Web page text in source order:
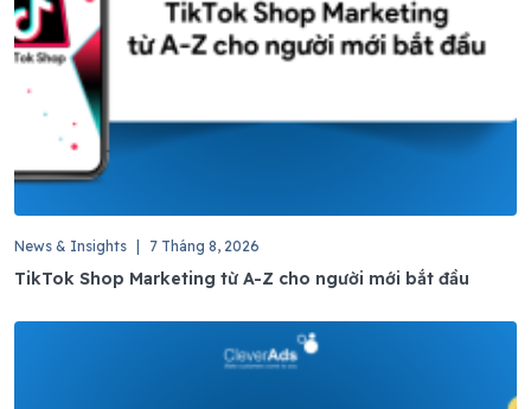
News & Insights 7 Tháng 8, 2026
TikTok Shop Marketing từ A-Z cho người mới bắt đầu